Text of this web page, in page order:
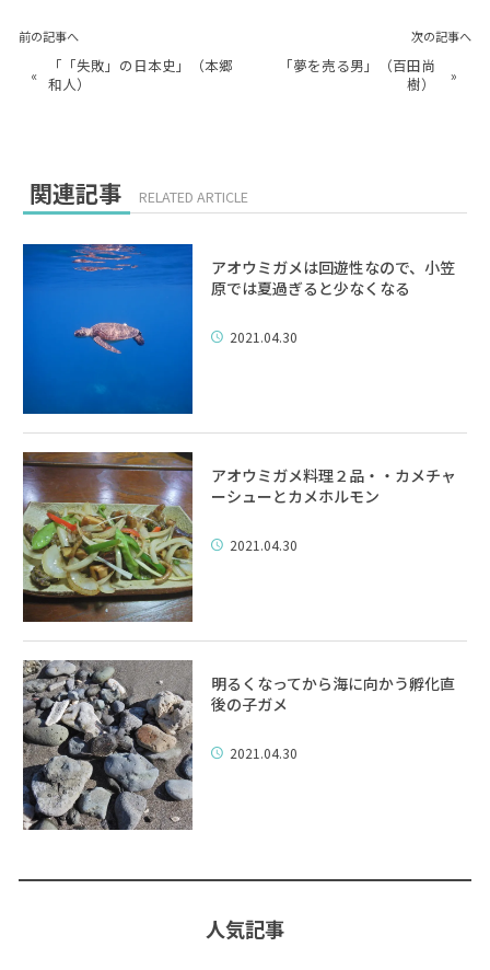
前の記事へ
«
「「失敗」の日本史」（本郷
和人）
次の記事へ
「夢を売る男」（百田尚
樹）
»
関連記事 RELATED ARTICLE
アオウミガメは回遊性なので、小笠
原では夏過ぎると少なくなる
2021.04.30
アオウミガメ料理２品・・カメチャ
ーシューとカメホルモン
2021.04.30
明るくなってから海に向かう孵化直
後の子ガメ
2021.04.30
人気記事